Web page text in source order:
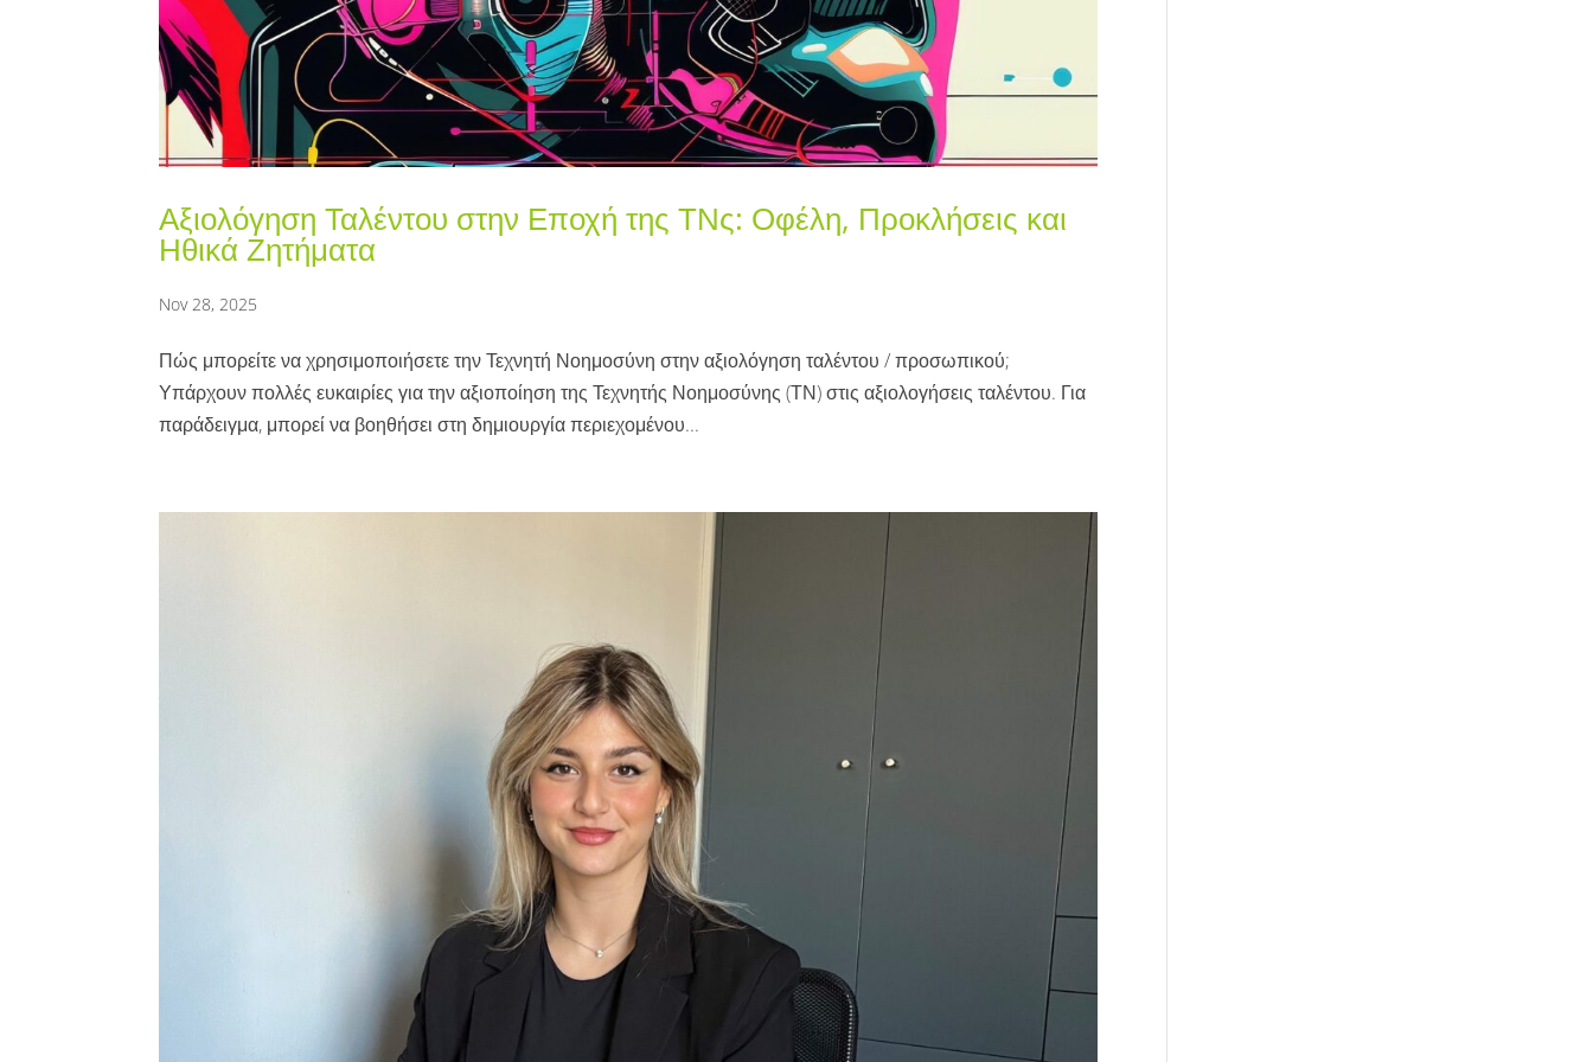
Αξιολόγηση Ταλέντου στην Εποχή της ΤΝς: Οφέλη, Προκλήσεις και
Ηθικά Ζητήματα
Nov 28, 2025
Πώς μπορείτε να χρησιμοποιήσετε την Τεχνητή Νοημοσύνη στην αξιολόγηση ταλέντου / προσωπικού;
Υπάρχουν πολλές ευκαιρίες για την αξιοποίηση της Τεχνητής Νοημοσύνης (ΤΝ) στις αξιολογήσεις ταλέντου. Για
παράδειγμα, μπορεί να βοηθήσει στη δημιουργία περιεχομένου...